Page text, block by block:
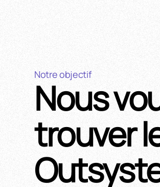
Notre objectif
Nous
trouver